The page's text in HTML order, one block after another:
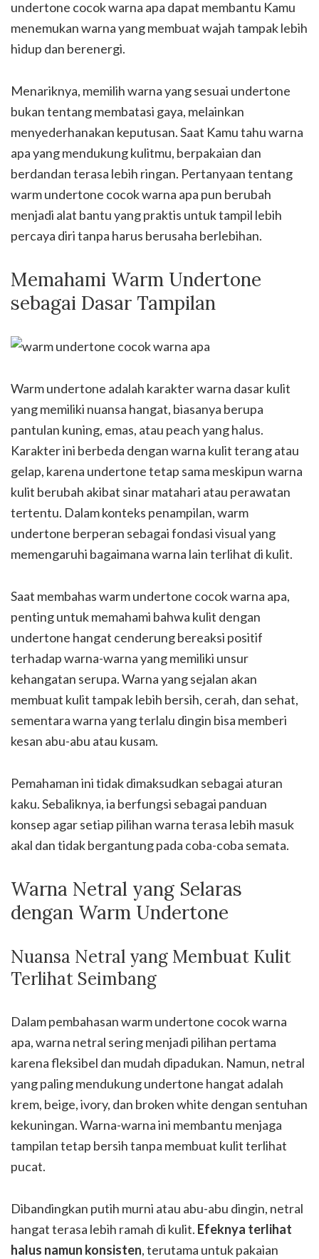
undertone cocok warna apa dapat membantu Kamu
menemukan warna yang membuat wajah tampak lebih
hidup dan berenergi.
Menariknya, memilih warna yang sesuai undertone
bukan tentang membatasi gaya, melainkan
menyederhanakan keputusan. Saat Kamu tahu warna
apa yang mendukung kulitmu, berpakaian dan
berdandan terasa lebih ringan. Pertanyaan tentang
warm undertone cocok warna apa pun berubah
menjadi alat bantu yang praktis untuk tampil lebih
percaya diri tanpa harus berusaha berlebihan.
Memahami Warm Undertone
sebagai Dasar Tampilan
Warm undertone adalah karakter warna dasar kulit
yang memiliki nuansa hangat, biasanya berupa
pantulan kuning, emas, atau peach yang halus.
Karakter ini berbeda dengan warna kulit terang atau
gelap, karena undertone tetap sama meskipun warna
kulit berubah akibat sinar matahari atau perawatan
tertentu. Dalam konteks penampilan, warm
undertone berperan sebagai fondasi visual yang
memengaruhi bagaimana warna lain terlihat di kulit.
Saat membahas warm undertone cocok warna apa,
penting untuk memahami bahwa kulit dengan
undertone hangat cenderung bereaksi positif
terhadap warna-warna yang memiliki unsur
kehangatan serupa. Warna yang sejalan akan
membuat kulit tampak lebih bersih, cerah, dan sehat,
sementara warna yang terlalu dingin bisa memberi
kesan abu-abu atau kusam.
Pemahaman ini tidak dimaksudkan sebagai aturan
kaku. Sebaliknya, ia berfungsi sebagai panduan
konsep agar setiap pilihan warna terasa lebih masuk
akal dan tidak bergantung pada coba-coba semata.
Warna Netral yang Selaras
dengan Warm Undertone
Nuansa Netral yang Membuat Kulit
Terlihat Seimbang
Dalam pembahasan warm undertone cocok warna
apa, warna netral sering menjadi pilihan pertama
karena fleksibel dan mudah dipadukan. Namun, netral
yang paling mendukung undertone hangat adalah
krem, beige, ivory, dan broken white dengan sentuhan
kekuningan. Warna-warna ini membantu menjaga
tampilan tetap bersih tanpa membuat kulit terlihat
pucat.
Dibandingkan putih murni atau abu-abu dingin, netral
hangat terasa lebih ramah di kulit. Efeknya terlihat
halus namun konsisten, terutama untuk pakaian